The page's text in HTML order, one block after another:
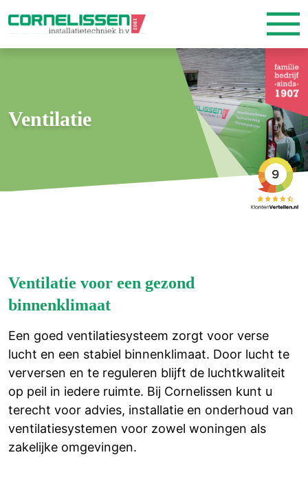
Ventilatie
Ventilatie voor een gezond
binnenklimaat
Een goed ventilatiesysteem zorgt voor verse
lucht en een stabiel binnenklimaat. Door lucht te
verversen en te reguleren blijft de luchtkwaliteit
op peil in iedere ruimte. Bij Cornelissen kunt u
terecht voor advies, installatie en onderhoud van
ventilatiesystemen voor zowel woningen als
zakelijke omgevingen.